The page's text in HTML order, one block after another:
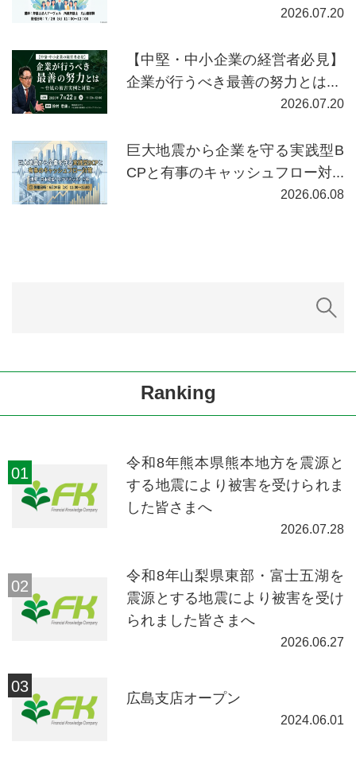
2026.07.20
【中堅・中小企業の経営者必見】
企業が行うべき最善の努力とは...
2026.07.20
巨大地震から企業を守る実践型B
CPと有事のキャッシュフロー対...
2026.06.08
Ranking
令和8年熊本県熊本地方を震源と
する地震により被害を受けられま
した皆さまへ
2026.07.28
令和8年山梨県東部・富士五湖を
震源とする地震により被害を受け
られました皆さまへ
2026.06.27
広島支店オープン
2024.06.01